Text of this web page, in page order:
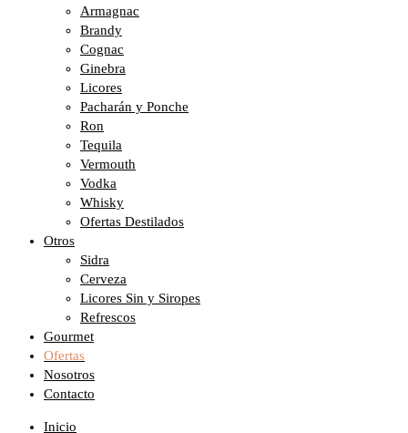
Armagnac
Brandy
Cognac
Ginebra
Licores
Pacharán y Ponche
Ron
Tequila
Vermouth
Vodka
Whisky
Ofertas Destilados
Otros
Sidra
Cerveza
Licores Sin y Siropes
Refrescos
Gourmet
Ofertas
Nosotros
Contacto
Inicio